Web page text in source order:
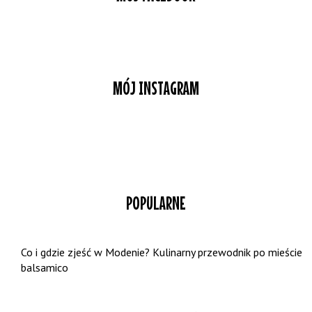
MÓJ INSTAGRAM
POPULARNE
Co i gdzie zjeść w Modenie? Kulinarny przewodnik po mieście
balsamico